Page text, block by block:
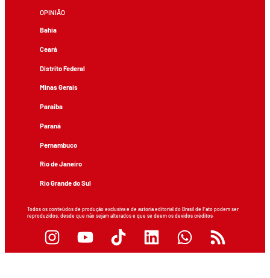
OPINIÃO
Bahia
Ceará
Distrito Federal
Minas Gerais
Paraíba
Paraná
Pernambuco
Rio de Janeiro
Rio Grande do Sul
Todos os conteúdos de produção exclusiva e de autoria editorial do Brasil de Fato podem ser
reproduzidos, desde que não sejam alterados e que se deem os devidos créditos.